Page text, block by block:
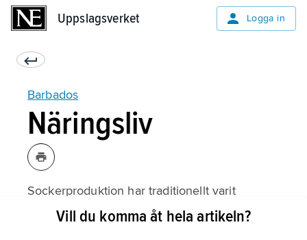
Uppslagsverket Logga in
Barbados
Näringsliv
Sockerproduktion har traditionellt varit
stommen i öns ekonomi, och halva ytan är
Vill du komma åt hela artikeln?